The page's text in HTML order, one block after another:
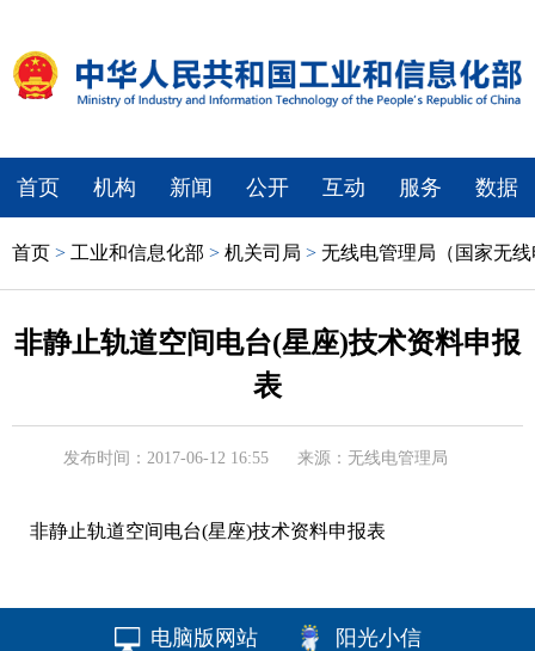
首页 机构 新闻 公开 互动 服务 数据
首页 > 工业和信息化部 > 机关司局 > 无线电管理局（国家无
非静止轨道空间电台(星座)技术资料申报
表
发布时间：2017-06-12 16:55 来源：无线电管理局
非静止轨道空间电台(星座)技术资料申报表
电脑版网站 阳光小信